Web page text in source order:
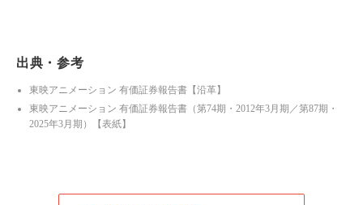
出典・参考
東映アニメーション 有価証券報告書【沿革】
東映アニメーション 有価証券報告書（第74期・2012年3月期／第87期・
2025年3月期）【表紙】